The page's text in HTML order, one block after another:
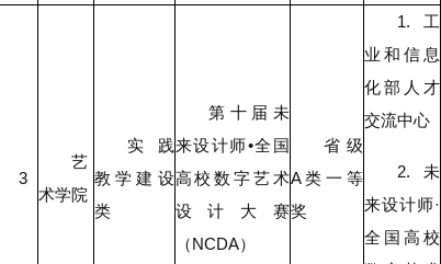
3
艺
术学院
实践
教学建设
类
第十届未
来设计师•全国
高校数字艺术
设计大赛
（NCDA）
省级
A类一等
奖
1.工
业和信息
化部人才
交流中心
2.未
来设计师·
全国高校